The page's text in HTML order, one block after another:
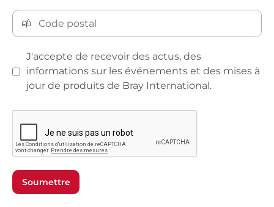
J'accepte de recevoir des actus, des
informations sur les événements et des mises à
jour de produits de Bray International.
Soumettre